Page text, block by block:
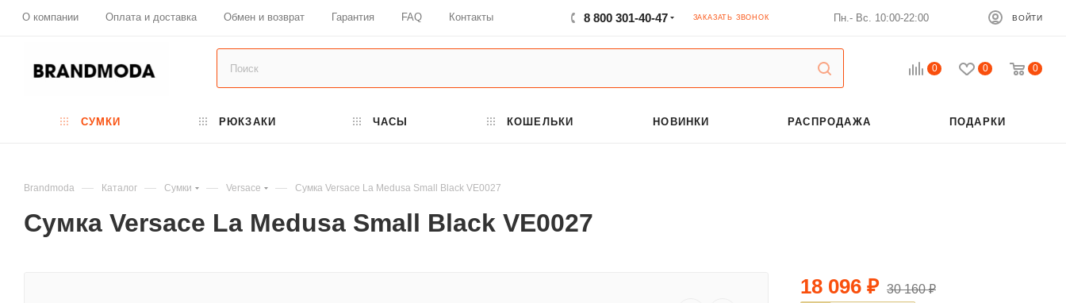
О компании Оплата и доставка Обмен и возврат Гарантия FAQ Контакты 8 800 301-40-47 ЗАКАЗАТЬ ЗВОНОК Пн.- Вс. 10:00-22:00 ВОЙТИ
0 0 0
СУМКИ РЮКЗАКИ ЧАСЫ КОШЕЛЬКИ НОВИНКИ РАСПРОДАЖА ПОДАРКИ
Brandmoda — Каталог — Сумки — Versace — Сумка Versace La Medusa Small Black VE0027
Сумка Versace La Medusa Small Black VE0027
18 096 ₽ 30 160₽